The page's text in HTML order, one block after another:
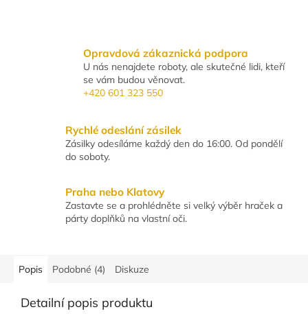
Opravdová zákaznická podpora
U nás nenajdete roboty, ale skutečné lidi, kteří
se vám budou věnovat.
+420 601 323 550
Rychlé odeslání zásilek
Zásilky odesíláme každý den do 16:00. Od pondělí
do soboty.
Praha nebo Klatovy
Zastavte se a prohlédněte si velký výběr hraček a
párty doplňků na vlastní oči.
Popis Podobné (4) Diskuze
Detailní popis produktu